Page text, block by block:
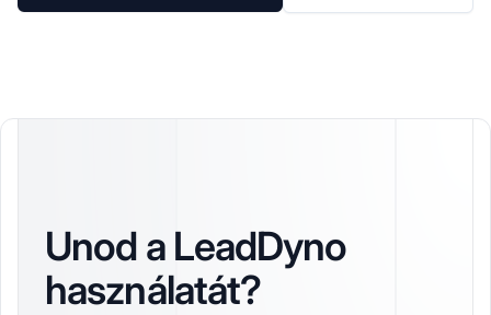
Unod a LeadDyno
használatát?